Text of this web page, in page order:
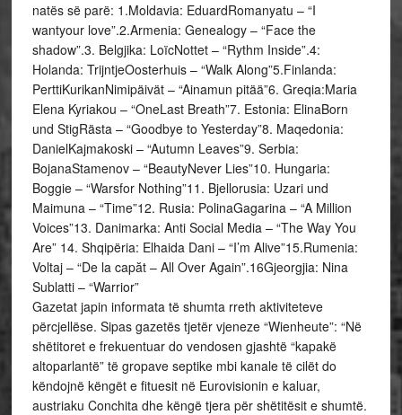
natës së parë: 1.Moldavia: EduardRomanyatu – “I
wantyour love”.2.Armenia: Genealogy – “Face the
shadow”.3. Belgjika: LoïcNottet – “Rythm Inside”.4:
Holanda: TrijntjeOosterhuis – “Walk Along”5.Finlanda:
PerttiKurikanNimipäivät – “Ainamun pitää”6. Greqia:Maria
Elena Kyriakou – “OneLast Breath”7. Estonia: ElinaBorn
und StigRästa – “Goodbye to Yesterday”8. Maqedonia:
DanielKajmakoski – “Autumn Leaves”9. Serbia:
BojanaStamenov – “BeautyNever Lies”10. Hungaria:
Boggie – “Warsfor Nothing”11. Bjellorusia: Uzari und
Maimuna – “Time”12. Rusia: PolinaGagarina – “A Million
Voices”13. Danimarka: Anti Social Media – “The Way You
Are” 14. Shqipëria: Elhaida Dani – “I’m Alive”15.Rumenia:
Voltaj – “De la capăt – All Over Again”.16Gjeorgjia: Nina
Sublatti – “Warrior”
Gazetat japin informata të shumta rreth aktiviteteve
përcjellëse. Sipas gazetës tjetër vjeneze “Wienheute”: “Në
shëtitoret e frekuentuar do vendosen gjashtë “kapakë
altoparlantë” të gropave septike mbi kanale të cilët do
këndojnë këngët e fituesit në Eurovisionin e kaluar,
austriaku Conchita dhe këngë tjera për shëtitësit e shumtë.